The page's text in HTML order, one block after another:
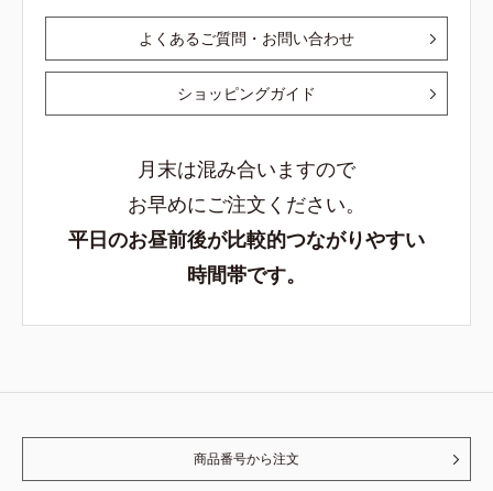
よくあるご質問・お問い合わせ
ショッピングガイド
月末は混み合いますので
お早めにご注文ください。
平日のお昼前後が比較的つながりやすい
時間帯です。
商品番号から注文